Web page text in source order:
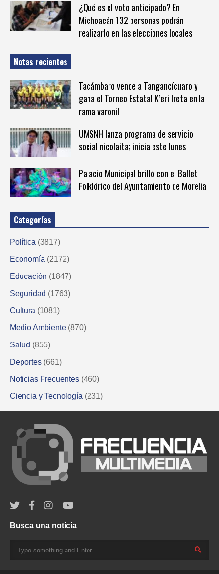
¿Qué es el voto anticipado? En
Michoacán 132 personas podrán
realizarlo en las elecciones locales
Notas recientes
Tacámbaro vence a Tangancícuaro y
gana el Torneo Estatal K’eri Ireta en la
rama varonil
UMSNH lanza programa de servicio
social nicolaita; inicia este lunes
Palacio Municipal brilló con el Ballet
Folklórico del Ayuntamiento de Morelia
Categorías
Política (3817)
Economía (2172)
Educación (1847)
Seguridad (1763)
Cultura (1081)
Medio Ambiente (870)
Salud (855)
Deportes (661)
Noticias Frecuentes (460)
Ciencia y Tecnología (231)
Busca una noticia